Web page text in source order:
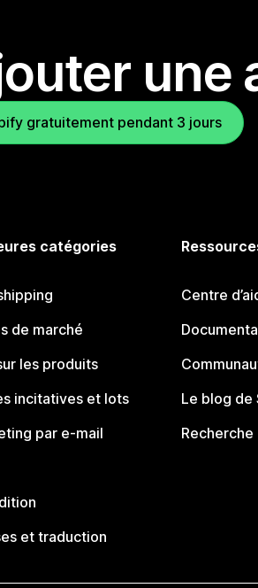
une
gratuitement pendant 3 jours
catégories
de marché
les produits
incitatives et lots
par e-mail
et traduction
Centre
Le blog de
Recherche